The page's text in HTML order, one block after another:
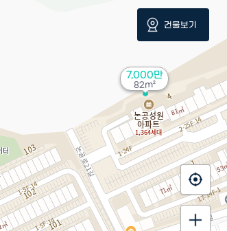
7,000만
82m²
건물보기